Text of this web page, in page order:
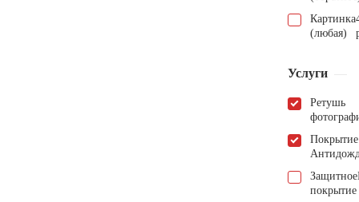
Картинка
(любая)
Услуги
Ретушь
Покрытие
Защитное
покрытие